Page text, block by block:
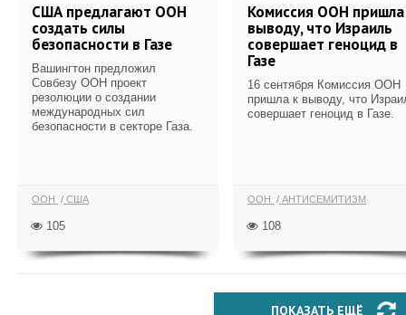
США предлагают ООН
создать силы
безопасности в Газе
Вашингтон предложил
Совбезу ООН проект
резолюции о создании
международных сил
безопасности в секторе Газа.
ООН США
105
Комиссия ООН пришла
выводу, что Израиль
совершает геноцид в
Газе
16 сентября Комиссия ООН
пришла к выводу, что
совершает геноцид в Газе.
ООН АНТИСЕМИТИЗМ
108
ПОКАЗАТЬ ЕЩЁ